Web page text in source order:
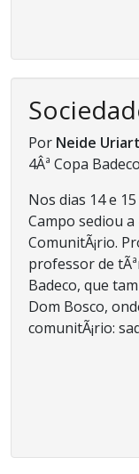
Por Neide
4Âª Copa
Nos dias 14 e
Campo sediou a
ComunitÃ¡rio.
professor de
Badeco, que
Dom Bosco,
comunitÃ¡rio: